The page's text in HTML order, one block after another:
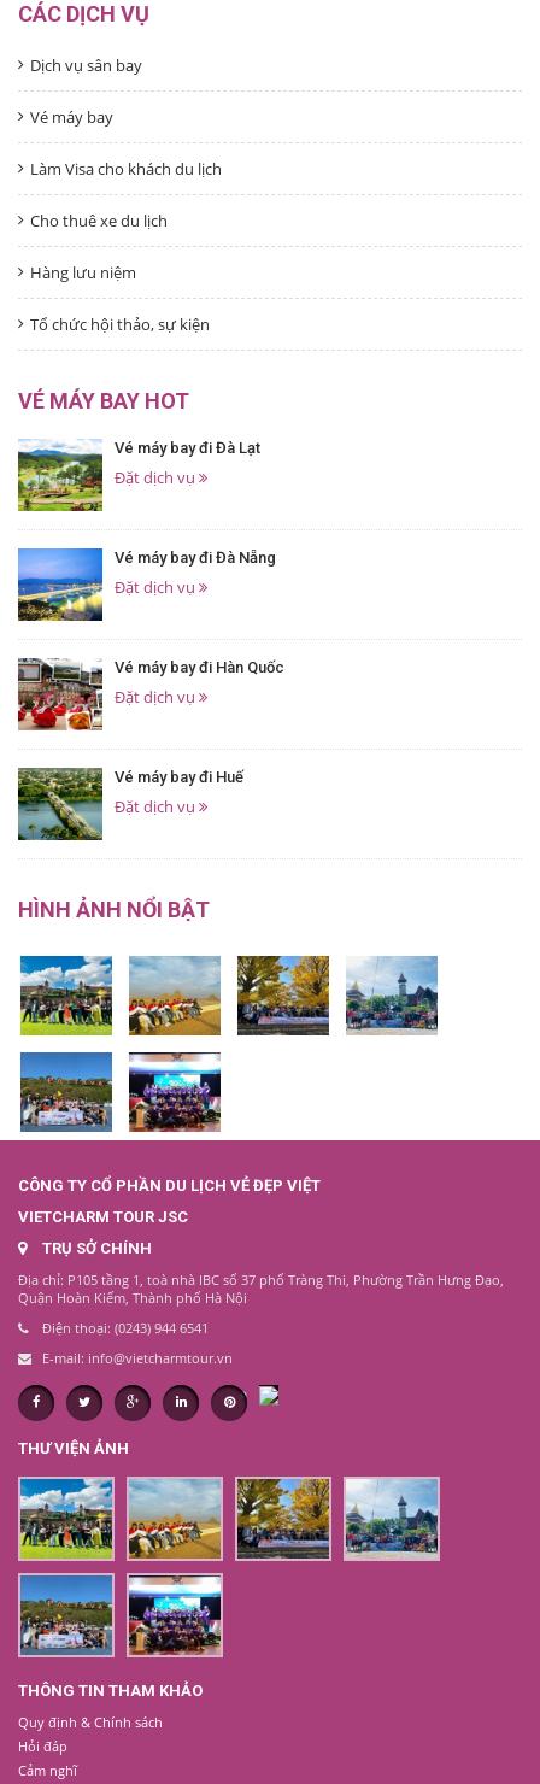
CÁC DỊCH VỤ
Dịch vụ sân bay
Vé máy bay
Làm Visa cho khách du lịch
Cho thuê xe du lịch
Hàng lưu niệm
Tổ chức hội thảo, sự kiện
VÉ MÁY BAY HOT
Vé máy bay đi Đà Lạt
Đặt dịch vụ
Vé máy bay đi Đà Nẵng
Đặt dịch vụ
Vé máy bay đi Hàn Quốc
Đặt dịch vụ
Vé máy bay đi Huế
Đặt dịch vụ
HÌNH ẢNH NỔI BẬT
CÔNG TY CỔ PHẦN DU LỊCH VẺ ĐẸP VIỆT
VIETCHARM TOUR JSC
TRỤ SỞ CHÍNH
Địa chỉ: P105 tầng 1, toà nhà IBC số 37 phố Tràng Thi, Phường Trần Hưng Đạo,
Quận Hoàn Kiếm, Thành phố Hà Nội
Điện thoại: (0243) 944 6541
E-mail: info@vietcharmtour.vn
THƯ VIỆN ẢNH
THÔNG TIN THAM KHẢO
Quy định & Chính sách
Hỏi đáp
Cảm nghĩ